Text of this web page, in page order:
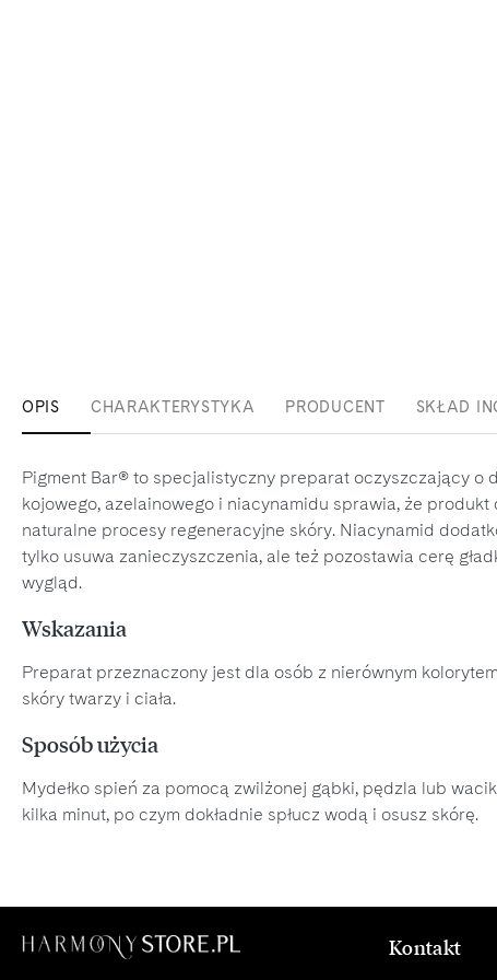
OPIS
Pigment Bar® to specjalistyczny preparat oczyszczający o
kojowego, azelainowego i niacynamidu sprawia, że
naturalne procesy regeneracyjne skóry. Niacynamid
tylko usuwa zanieczyszczenia, ale też pozostawia cerę
wygląd.
Wskazania
Preparat przeznaczony jest dla osób z nierównym
skóry twarzy i ciała.
Sposób użycia
Mydełko spień za pomocą zwilżonej gąbki, pędzla lub
kilka minut, po czym dokładnie spłucz wodą i osusz skórę.
CHARAKTERYSTYKA PRODUCENT SKŁAD
Kontakt